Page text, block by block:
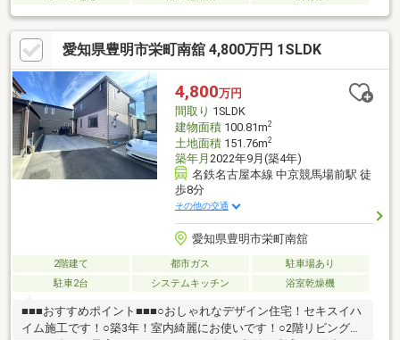
愛知県豊明市栄町南舘 4,800万円 1SLDK
4,800万円
間取り 1SLDK
建物面積100.81m2
土地面積151.76m2
築年月 2022年9月(築4年)
名鉄名古屋本線 中京競馬場前駅 徒
歩8分
その他の交通
愛知県豊明市栄町南舘
2階建て 都市ガス
駐車場あり
駐車2台
システムキッチン 浴室乾燥機
■■■おすすめポイント■■■○おしゃれなデザイン住宅！セキスイハ
イム施工です！○築3年！室内綺麗にお使いです！○2階リビングの